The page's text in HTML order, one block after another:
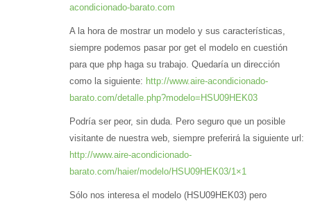
acondicionado-barato.com
A la hora de mostrar un modelo y sus características,
siempre podemos pasar por get el modelo en cuestión
para que php haga su trabajo. Quedaría un dirección
como la siguiente: http://www.aire-acondicionado-
barato.com/detalle.php?modelo=HSU09HEK03
Podría ser peor, sin duda. Pero seguro que un posible
visitante de nuestra web, siempre preferirá la siguiente url:
http://www.aire-acondicionado-
barato.com/haier/modelo/HSU09HEK03/1×1
Sólo nos interesa el modelo (HSU09HEK03) pero